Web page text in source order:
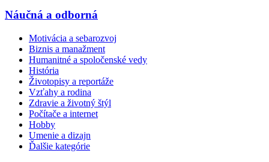
Náučná a odborná
Motivácia a sebarozvoj
Biznis a manažment
Humanitné a spoločenské vedy
História
Životopisy a reportáže
Vzťahy a rodina
Zdravie a životný štýl
Počítače a internet
Hobby
Umenie a dizajn
Ďalšie kategórie